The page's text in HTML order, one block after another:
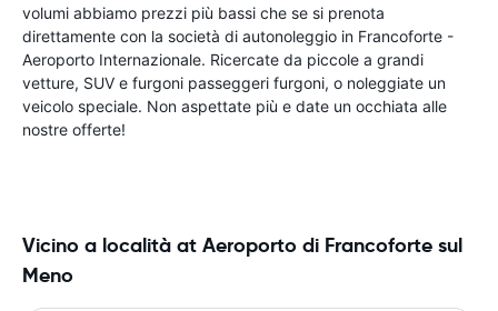
volumi abbiamo prezzi più bassi che se si prenota
direttamente con la società di autonoleggio in Francoforte -
Aeroporto Internazionale. Ricercate da piccole a grandi
vetture, SUV e furgoni passeggeri furgoni, o noleggiate un
veicolo speciale. Non aspettate più e date un occhiata alle
nostre offerte!
Vicino a località at Aeroporto di Francoforte sul
Meno